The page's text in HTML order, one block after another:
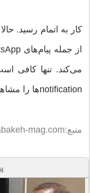
کار به اتمام رسید.
notificationها را مشاهده کنید.
منبع:shabakeh-mag.com